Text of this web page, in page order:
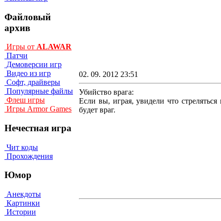
Файловый
архив
Игры от ALAWAR
Патчи
Демоверсии игр
Видео из игр
Софт, драйверы
Популярные файлы
Флеш игры
Игры Armor Games
Нечестная игра
Чит коды
Прохождения
Юмор
Анекдоты
Картинки
Истории
02. 09. 2012 23:51
Убийство врага:
Ecли вы, игpaя, yвидeли чтo
бyдeт вpaг.